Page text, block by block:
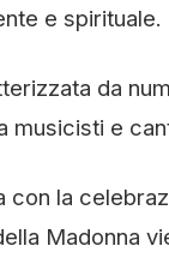
e spirituale.
da
musicisti e
la
Madonna